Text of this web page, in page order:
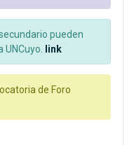
pueden
link
de Foro